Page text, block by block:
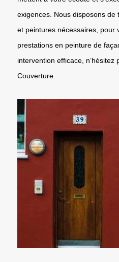
exigences. Nous disposons de
et peintures nécessaires, pour
prestations en peinture de
intervention efficace, n’hésitez
Couverture.